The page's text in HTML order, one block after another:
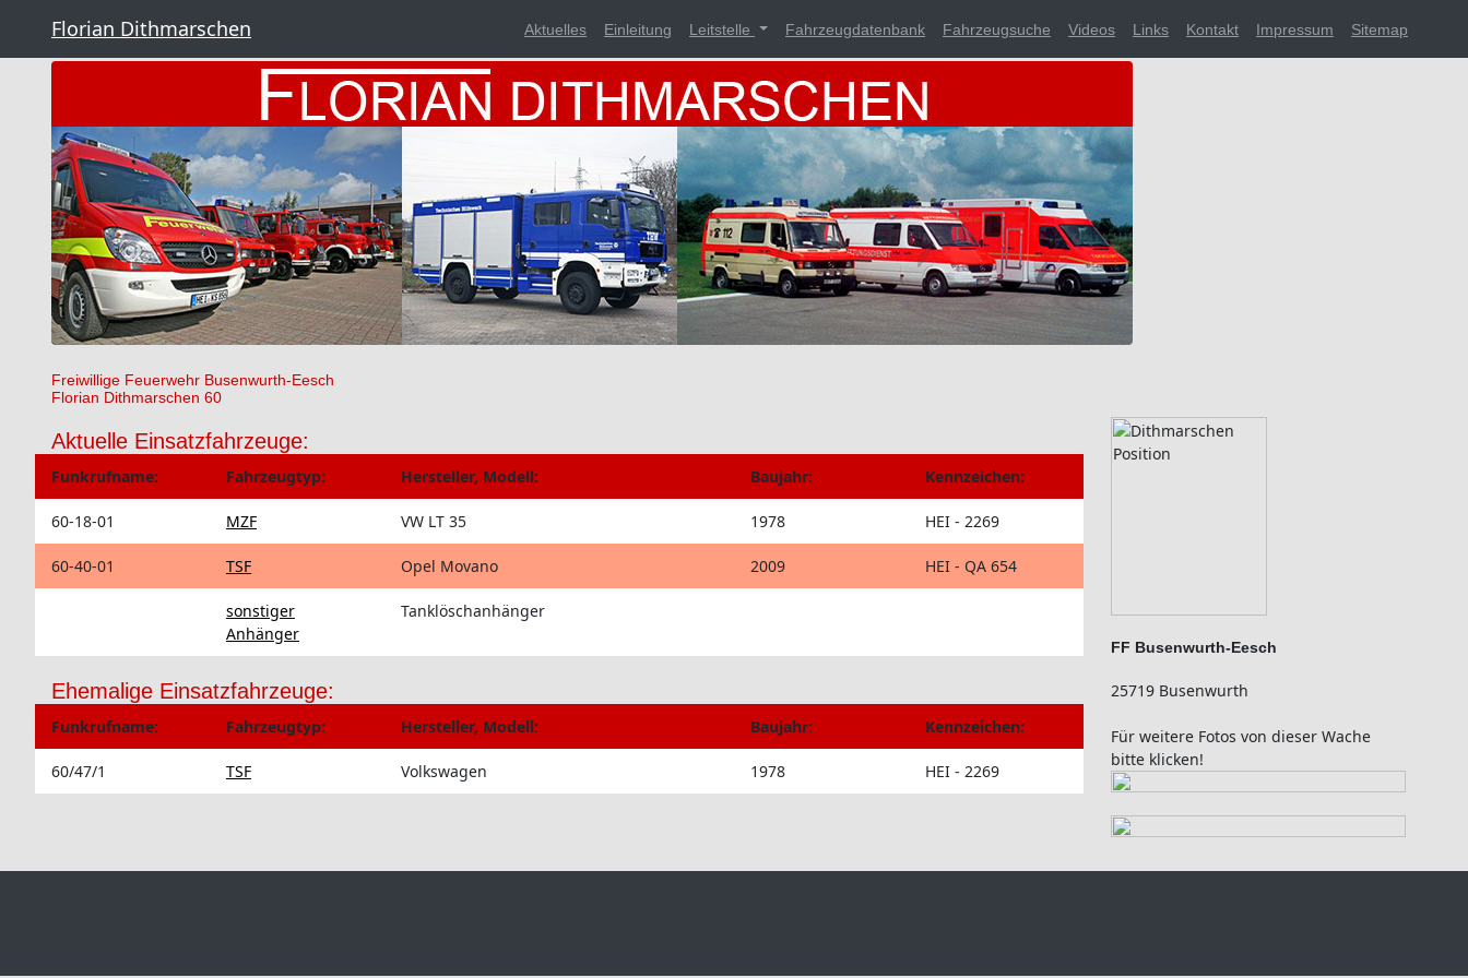
Florian Dithmarschen Aktuelles Einleitung Leitstelle Fahrzeugdatenbank Fahrzeugsuche Videos Links Kontakt Impressum Sitemap
Freiwillige Feuerwehr Busenwurth-Eesch
Florian Dithmarschen 60
Aktuelle Einsatzfahrzeuge:
Funkrufname: Fahrzeugtyp: Hersteller, Modell: Baujahr: Kennzeichen:
60-18-01 MZF VW LT 35 1978 HEI - 2269
60-40-01 TSF Opel Movano 2009 HEI - QA 654
sonstiger
Anhänger
Tanklöschanhänger
Ehemalige Einsatzfahrzeuge:
Funkrufname: Fahrzeugtyp: Hersteller, Modell: Baujahr: Kennzeichen:
60/47/1 TSF Volkswagen 1978 HEI - 2269
FF Busenwurth-Eesch
25719 Busenwurth
Für weitere Fotos von dieser Wache
bitte klicken!